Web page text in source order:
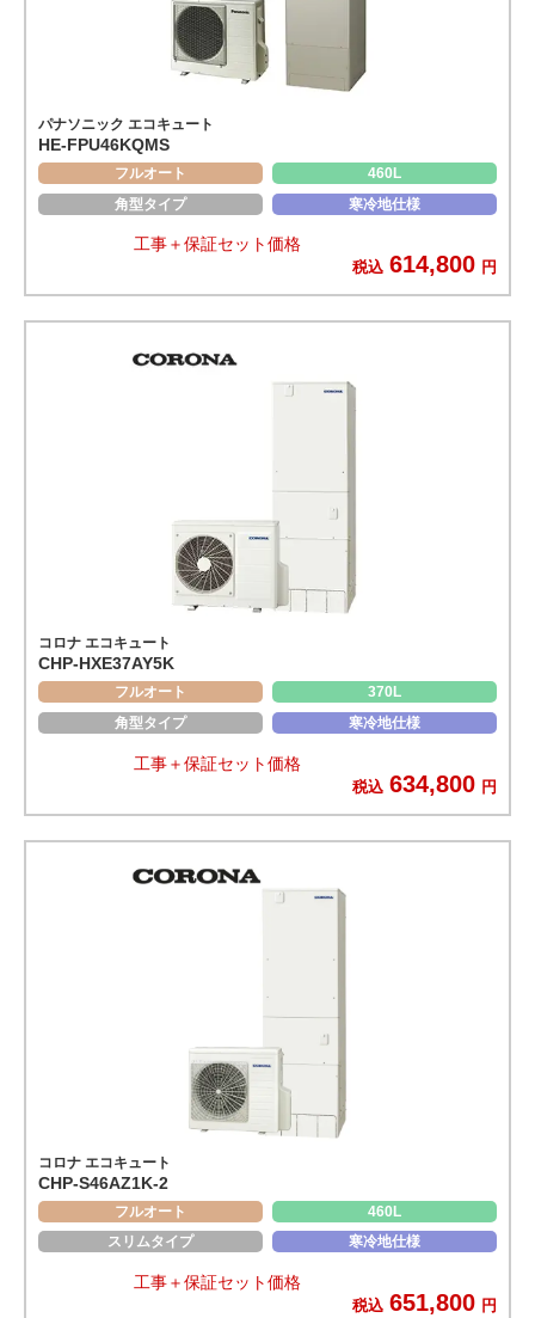
パナソニック エコキュート
HE-FPU46KQMS
フルオート
460L
角型タイプ
寒冷地仕様
工事＋保証セット価格
税込 614,800 円
コロナ エコキュート
CHP-HXE37AY5K
フルオート
370L
角型タイプ
寒冷地仕様
工事＋保証セット価格
税込 634,800 円
コロナ エコキュート
CHP-S46AZ1K-2
フルオート
460L
スリムタイプ
寒冷地仕様
工事＋保証セット価格
税込 651,800 円